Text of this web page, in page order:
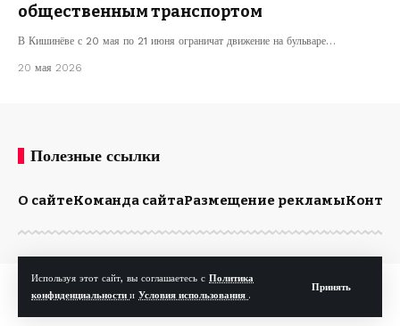
Используя этот сайт, вы соглашаетесь с Политика
конфиденциальности и Условия использования .
Принять
общественным транспортом
В Кишинёве с 20 мая по 21 июня ограничат движение на бульваре…
20 мая 2026
Полезные ссылки
О сайтеКоманда сайтаРазмещение рекламы
© Kp.md. Все права защищены.